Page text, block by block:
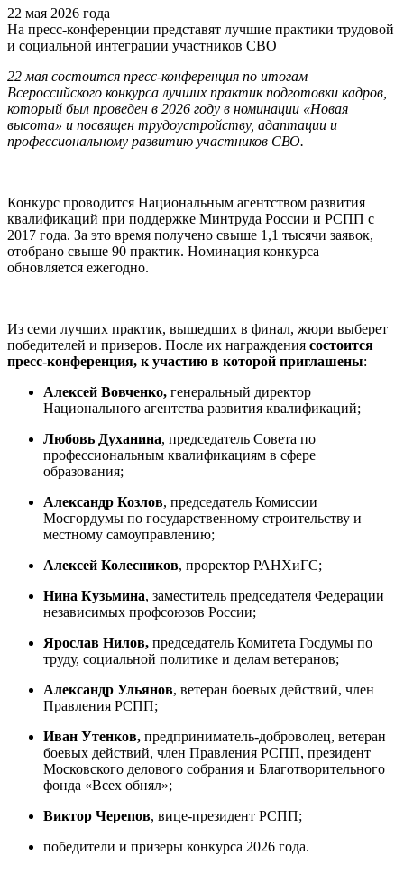
22 мая 2026 года
На пресс-конференции представят лучшие практики трудовой
и социальной интеграции участников СВО
22 мая состоится пресс-конференция по итогам
Всероссийского конкурса лучших практик подготовки кадров,
который был проведен в 2026 году в номинации «Новая
высота» и посвящен трудоустройству, адаптации и
профессиональному развитию участников СВО.
Конкурс проводится Национальным агентством развития
квалификаций при поддержке Минтруда России и РСПП с
2017 года. За это время получено свыше 1,1 тысячи заявок,
отобрано свыше 90 практик. Номинация конкурса
обновляется ежегодно.
Из семи лучших практик, вышедших в финал, жюри выберет
победителей и призеров. После их награждения состоится
пресс-конференция, к участию в которой приглашены:
Алексей Вовченко, генеральный директор
Национального агентства развития квалификаций;
Любовь Духанина, председатель Совета по
профессиональным квалификациям в сфере
образования;
Александр Козлов, председатель Комиссии
Мосгордумы по государственному строительству и
местному самоуправлению;
Алексей Колесников, проректор РАНХиГС;
Нина Кузьмина, заместитель председателя Федерации
независимых профсоюзов России;
Ярослав Нилов, председатель Комитета Госдумы по
труду, социальной политике и делам ветеранов;
Александр Ульянов, ветеран боевых действий, член
Правления РСПП;
Иван Утенков, предприниматель-доброволец, ветеран
боевых действий, член Правления РСПП, президент
Московского делового собрания и Благотворительного
фонда «Всех обнял»;
Виктор Черепов, вице-президент РСПП;
победители и призеры конкурса 2026 года.